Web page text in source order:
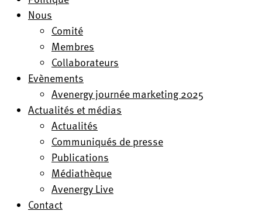
Nous
Comité
Membres
Collaborateurs
Evènements
Avenergy journée marketing 2025
Actualités et médias
Actualités
Communiqués de presse
Publications
Médiathèque
Avenergy Live
Contact